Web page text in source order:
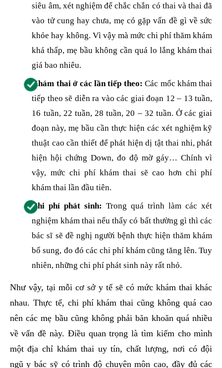
siêu âm, xét nghiệm để chắc chắn có thai và thai đã
vào tử cung hay chưa, mẹ có gặp vấn đề gì về sức
khỏe hay không. Vì vậy mà mức chi phí thăm khám
khá thấp, mẹ bầu không cần quá lo lắng khám thai
giá bao nhiêu.
Khám thai ở các lần tiếp theo:Các mốc khám thai
tiếp theo sẽ diễn ra vào các giai đoạn 12 – 13 tuần,
16 tuần, 22 tuần, 28 tuần, 20 – 32 tuần. Ở các giai
đoạn này, mẹ bầu cần thực hiện các xét nghiệm kỹ
thuật cao cần thiết để phát hiện dị tật thai nhi, phát
hiện hội chứng Down, đo độ mờ gáy… Chính vì
vậy, mức chi phí khám thai sẽ cao hơn chi phí
khám thai lần đầu tiên.
Chi phí phát sinh:Trong quá trình làm các xét
nghiệm khám thai nếu thấy có bất thường gì thì các
bác sĩ sẽ đề nghị người bệnh thực hiện thăm khám
bổ sung, đo đó các chi phí khám cũng tăng lên. Tuy
nhiên, những chi phí phát sinh này rất nhỏ.
Như vậy, tại mỗi cơ sở y tế sẽ có mức khám thai khác
nhau. Thực tế, chi phí khám thai cũng không quá cao
nên các mẹ bầu cũng không phải băn khoăn quá nhiều
về vấn đề này. Điều quan trọng là tìm kiếm cho mình
một địa chỉ khám thai uy tín, chất lượng, nơi có đội
ngũ y bác sỹ có trình độ chuyên môn cao, đầy đủ các